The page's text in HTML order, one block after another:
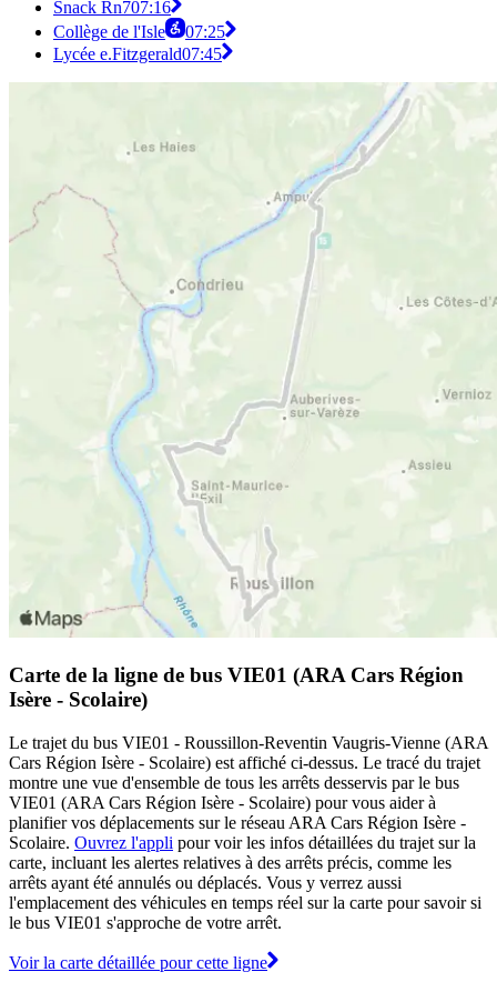
Snack Rn707:16
Collège de l'Isle
07:25
Lycée e.Fitzgerald07:45
Carte de la ligne de bus VIE01 (ARA Cars Région
Isère - Scolaire)
Le trajet du bus VIE01 - Roussillon-Reventin Vaugris-Vienne (ARA
Cars Région Isère - Scolaire) est affiché ci-dessus. Le tracé du trajet
montre une vue d'ensemble de tous les arrêts desservis par le bus
VIE01 (ARA Cars Région Isère - Scolaire) pour vous aider à
planifier vos déplacements sur le réseau ARA Cars Région Isère -
Scolaire. Ouvrez l'appli pour voir les infos détaillées du trajet sur la
carte, incluant les alertes relatives à des arrêts précis, comme les
arrêts ayant été annulés ou déplacés. Vous y verrez aussi
l'emplacement des véhicules en temps réel sur la carte pour savoir si
le bus VIE01 s'approche de votre arrêt.
Voir la carte détaillée pour cette ligne